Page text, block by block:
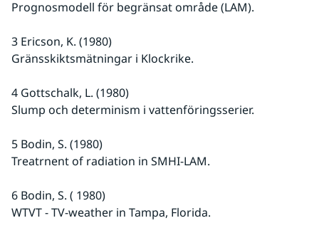
Prognosmodell för begränsat område (LAM).
3 Ericson, K. (1980)
Gränsskiktsmätningar i Klockrike.
4 Gottschalk, L. (1980)
Slump och determinism i vattenföringsserier.
5 Bodin, S. (1980)
Treatrnent of radiation in SMHI-LAM.
6 Bodin, S. ( 1980)
WTVT - TV-weather in Tampa, Florida.